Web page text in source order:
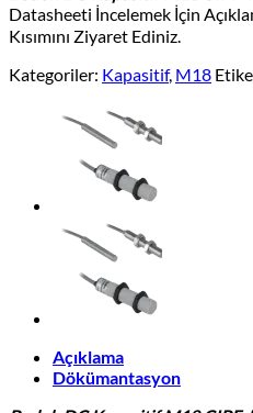
Datasheeti İncelemek İçin
Kısımını Ziyaret Ediniz.
Kategoriler: Kapasitif, M18
Açıklama
Dökümantasyon